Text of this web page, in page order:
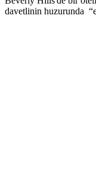
davetlinin huzurunda